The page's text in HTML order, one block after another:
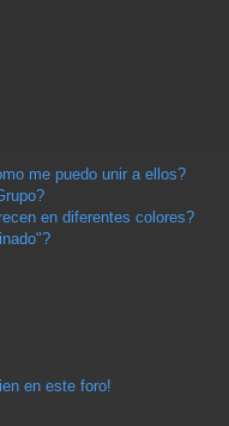
me puedo unir a ellos?
en diferentes colores?
en este foro!